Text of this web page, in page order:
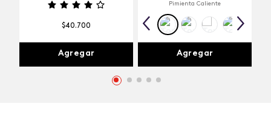
$40.700
Agregar
Pimienta Caliente
Agregar